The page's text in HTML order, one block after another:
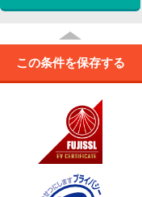
この条件を保存する